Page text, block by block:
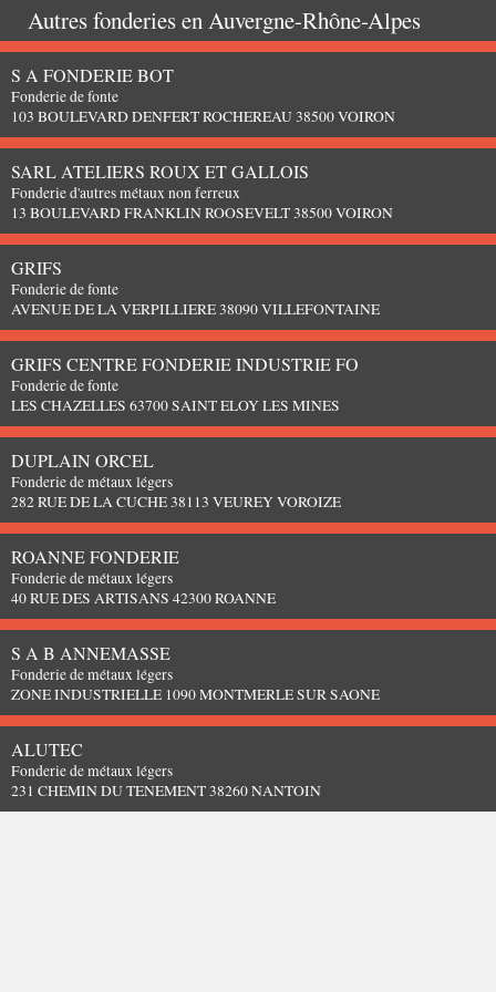
Autres fonderies enAuvergne-Rhône-Alpes
S A FONDERIE BOT
Fonderie de fonte
103 BOULEVARD DENFERT ROCHEREAU 38500 VOIRON
SARL ATELIERS ROUX ET GALLOIS
Fonderie d'autres métaux non ferreux
13 BOULEVARD FRANKLIN ROOSEVELT 38500 VOIRON
GRIFS
Fonderie de fonte
AVENUE DE LA VERPILLIERE 38090 VILLEFONTAINE
GRIFS CENTRE FONDERIE INDUSTRIE FO
Fonderie de fonte
LES CHAZELLES 63700 SAINT ELOY LES MINES
DUPLAIN ORCEL
Fonderie de métaux légers
282 RUE DE LA CUCHE 38113 VEUREY VOROIZE
ROANNE FONDERIE
Fonderie de métaux légers
40 RUE DES ARTISANS 42300 ROANNE
S A B ANNEMASSE
Fonderie de métaux légers
ZONE INDUSTRIELLE 1090 MONTMERLE SUR SAONE
ALUTEC
Fonderie de métaux légers
231 CHEMIN DU TENEMENT 38260 NANTOIN